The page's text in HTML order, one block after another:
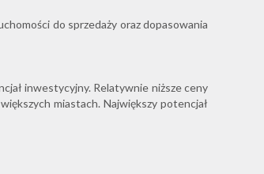
do sprzedaży oraz dopasowania
inwestycyjny. Relatywnie niższe ceny
miastach. Największy potencjał